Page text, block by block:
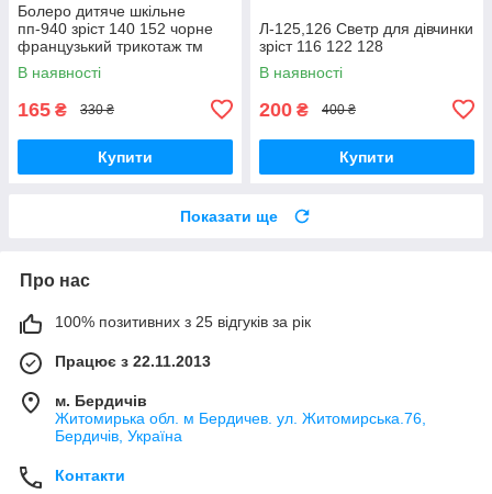
Болеро дитяче шкільне
пп-940 зріст 140 152 чорне
французький трикотаж тм
"Попелюшка
В наявності
165 ₴ 330 ₴
Купити
Л-125,126 Светр для дівчинки
зріст 116 122 128
В наявності
200 ₴ 400 ₴
Купити
Показати ще
Про нас
100% позитивних з 25 відгуків за рік
Працює з 22.11.2013
м. Бердичів
Житомирька обл. м Бердичев. ул. Житомирська.76,
Бердичів, Україна
Контакти